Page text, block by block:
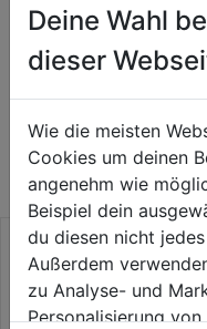
WEITERE
KATEGORIE
Deine Wahl
dieser
Wie die meisten
Cookies um deinen
angenehm wie
Beispiel dein
du diesen nicht
Außerdem
zu Analyse- und
Personalisierung